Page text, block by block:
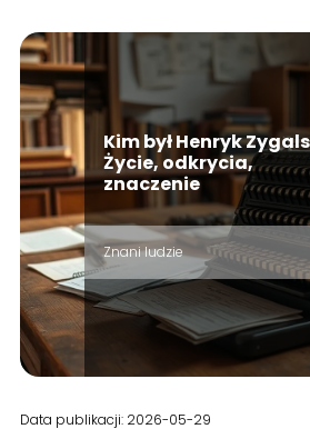
Kim był Henryk
Życie, odkrycia,
znaczenie
Znani ludzie
Data publikacji: 2026-05-29